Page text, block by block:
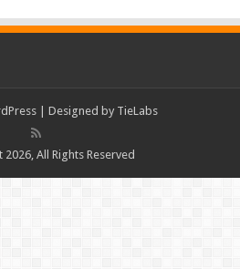
| Designed by TieLabs
All Rights Reserved